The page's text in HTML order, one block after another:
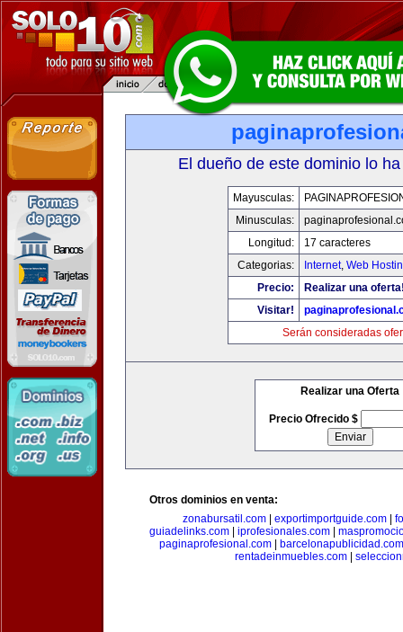
El dueño de este dominio lo
Mayusculas:
Minusculas:
Longitud:
17 caracteres
Categorias:
Internet, Web
Precio:
Realizar una
Visitar!
Serán consideradas
Realizar una Oferta
Precio Ofrecido $
Otros dominios en venta:
zonabursatil.com
exportimportguide.com
guiadelinks.com
iprofesionales.com
paginaprofesional.com|
barcelonapublicidad.com
rentadeinmuebles.com|